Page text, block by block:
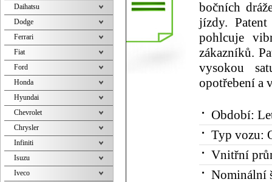
bočních
jízdy.
pohlcuje
zákazníků.
vysokou
opotřebení a
Období:
Typ vozu:
Vnitřní
Nominální
Daihatsu
Dodge
Ferrari
Fiat
Ford
Honda
Hyundai
Chevrolet
Chrysler
Infiniti
Isuzu
Iveco